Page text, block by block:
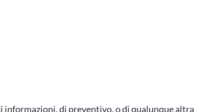
informazioni, di preventivo, o di qualunque altra